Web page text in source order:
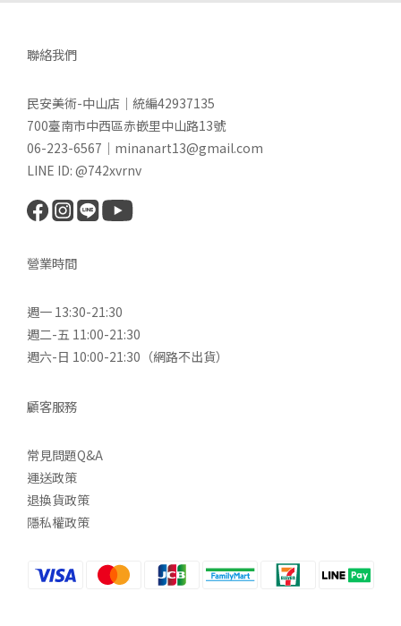
聯絡我們
民安美術-中山店｜統編42937135
700臺南市中西區赤嵌里中山路13號
06-223-6567｜minanart13@gmail.com
LINE ID: @742xvrnv
營業時間
週一 13:30-21:30
週二-五 11:00-21:30
週六-日 10:00-21:30（網路不出貨）
顧客服務
常見問題Q&A
運送政策
退換貨政策
隱私權政策